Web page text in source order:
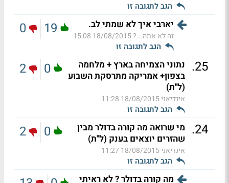
הגב לתגובה זו
יארבי איך לא שמתי לב.
זה לא אתה...?18/08/2015 15:08
הגב לתגובה זו
19
0
25
. נתוני הצמיחה בארץ + מלחמה
בצפון+ אמריקה מתרסקת השבוע
(ל"ת)
אינדיאני18/08/2015 11:28
הגב לתגובה זו
0
2
24
. מי שרואה מה קורה בדולר מבין
שהזרים יוצאים בענק (ל"ת)
אינדיאני18/08/2015 11:27
הגב לתגובה זו
0
2
מה קורה בדולר ? לא ראיתי